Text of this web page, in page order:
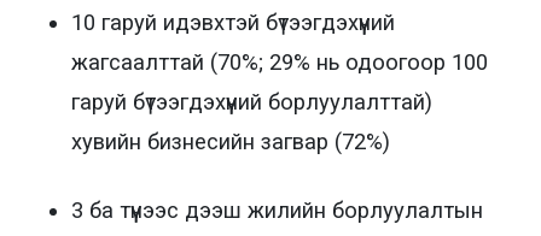
10 гаруй идэвхтэй бүтээгдэхүүний
жагсаалттай (70%; 29% нь одоогоор 100
гаруй бүтээгдэхүүний борлуулалттай)
хувийн бизнесийн загвар (72%)
3 ба түүнээс дээш жилийн борлуулалтын